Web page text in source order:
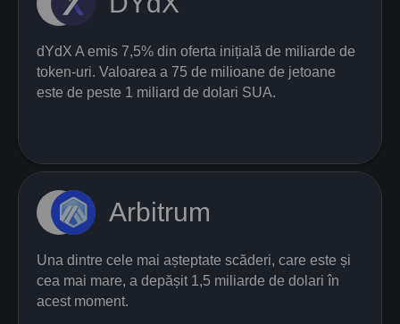
dYdX A emis 7,5% din oferta inițială de miliarde de
token-uri. Valoarea a 75 de milioane de jetoane
este de peste 1 miliard de dolari SUA.
Arbitrum
Una dintre cele mai așteptate scăderi, care este și
cea mai mare, a depășit 1,5 miliarde de dolari în
acest moment.